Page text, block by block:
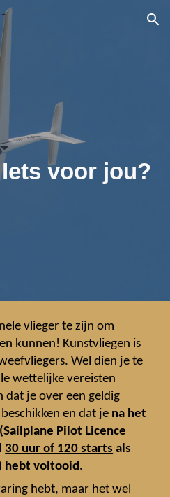
Skip to navigation
Iets voor jou?
vlieger te zijn om
kunnen! Kunstvliegen is
Wel dien je te
wettelijke vereisten
dat je over een geldig
en dat je na het
Pilot Licence
30 uur of 120 starts als
hebt voltooid.
hebt, maar het wel